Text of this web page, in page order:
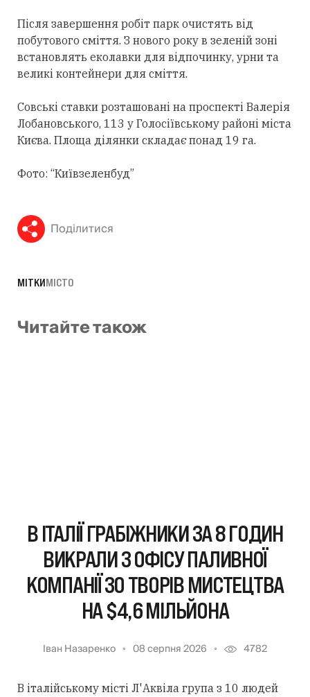
Після завершення робіт парк очистять від
побутового сміття. З нового року в зеленій зоні
встановлять еколавки для відпочинку, урни та
великі контейнери для сміття.
Совські ставки розташовані на проспекті Валерія
Лобановського, 113 у Голосіївському районі міста
Києва. Площа ділянки складає понад 19 га.
Фото: “Київзеленбуд”
Поділитися
МІТКИМІСТО
Читайте також
В ІТАЛІЇ ГРАБІЖНИКИ ЗА 8 ГОДИН
ВИКРАЛИ З ОФІСУ ПАЛИВНОЇ
КОМПАНІЇ 30 ТВОРІВ МИСТЕЦТВА
НА $4,6 МІЛЬЙОНА
Іван Назаренко 08 серпня 2026 4782
В італійському місті Л'Аквіла група з 10 людей